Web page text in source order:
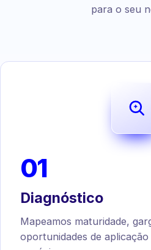
para o seu
01
Diagnóstico
Mapeamos maturidade,
oportunidades de